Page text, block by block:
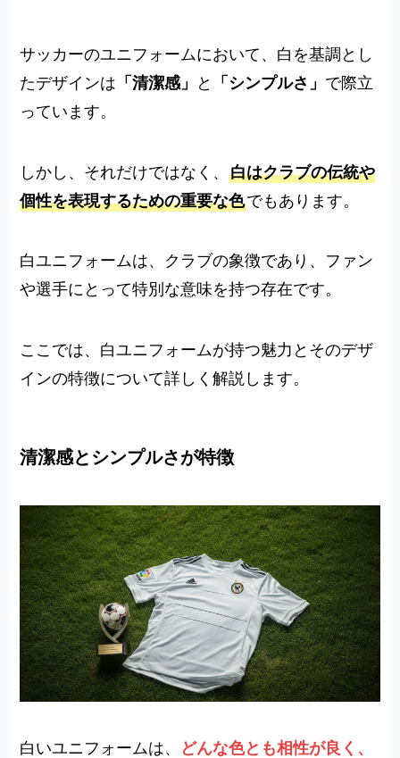
サッカーのユニフォームにおいて、白を基調とし
たデザインは 「清潔感」 と 「シンプルさ」 で際立
っています。
しかし、それだけではなく、白はクラブの伝統や
個性を表現するための重要な色でもあります。
白ユニフォームは、クラブの象徴であり、ファン
や選手にとって特別な意味を持つ存在です。
ここでは、白ユニフォームが持つ魅力とそのデザ
インの特徴について詳しく解説します。
清潔感とシンプルさが特徴
白いユニフォームは、
どんな色とも相性が良く、